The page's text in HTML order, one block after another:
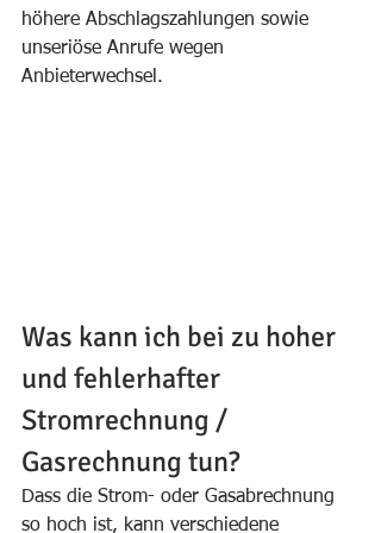
höhere Abschlagszahlungen sowie
unseriöse Anrufe wegen
Anbieterwechsel.
Was kann ich bei zu hoher
und fehlerhafter
Stromrechnung /
Gasrechnung tun?
Dass die Strom- oder Gasabrechnung
so hoch ist, kann verschiedene